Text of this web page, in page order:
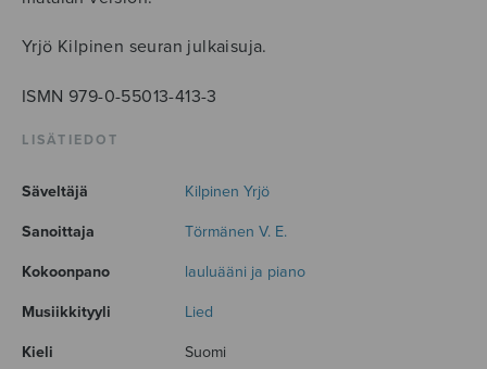
Yrjö Kilpinen seuran julkaisuja.
ISMN 979-0-55013-413-3
LISÄTIEDOT
Säveltäjä Kilpinen Yrjö
Sanoittaja Törmänen V. E.
Kokoonpano lauluääni ja piano
Musiikkityyli Lied
Kieli Suomi